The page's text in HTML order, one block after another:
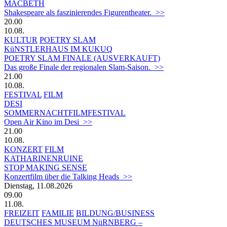
MACBETH
Shakespeare als faszinierendes Figurentheater. >>
20.00
10.08.
KULTUR POETRY SLAM
KüNSTLERHAUS IM KUKUQ
POETRY SLAM FINALE (AUSVERKAUFT)
Das große Finale der regionalen Slam-Saison. >>
21.00
10.08.
FESTIVAL FILM
DESI
SOMMERNACHTFILMFESTIVAL
Open Air Kino im Desi >>
21.00
10.08.
KONZERT FILM
KATHARINENRUINE
STOP MAKING SENSE
Konzertfilm über die Talking Heads >>
Dienstag, 11.08.2026
09.00
11.08.
FREIZEIT FAMILIE BILDUNG/BUSINESS
DEUTSCHES MUSEUM NüRNBERG –